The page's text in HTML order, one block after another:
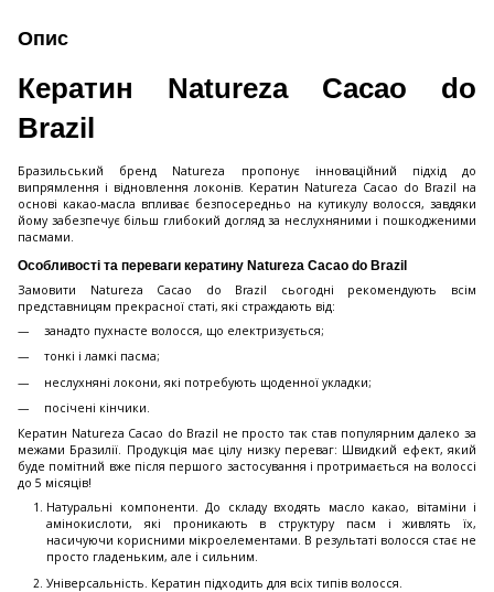
Опис
Кератин Natureza Cacao do
Brazil
Бразильський бренд Natureza пропонує інноваційний підхід до
випрямлення і відновлення локонів. Кератин Natureza Cacao do Brazil на
основі какао-масла впливає безпосередньо на кутикулу волосся, завдяки
йому забезпечує більш глибокий догляд за неслухняними і пошкодженими
пасмами.
Особливості та переваги кератину Natureza Cacao do Brazil
Замовити Natureza Cacao do Brazil сьогодні рекомендують всім
представницям прекрасної статі, які страждають від:
занадто пухнасте волосся, що електризується;
тонкі і ламкі пасма;
неслухняні локони, які потребують щоденної укладки;
посічені кінчики.
Кератин Natureza Cacao do Brazil не просто так став популярним далеко за
межами Бразилії. Продукція має цілу низку переваг: Швидкий ефект, який
буде помітний вже після першого застосування і протримається на волоссі
до 5 місяців!
Натуральні компоненти. До складу входять масло какао, вітаміни і
амінокислоти, які проникають в структуру пасм і живлять їх,
насичуючи корисними мікроелементами. В результаті волосся стає не
просто гладеньким, але і сильним.
Універсальність. Кератин підходить для всіх типів волосся.